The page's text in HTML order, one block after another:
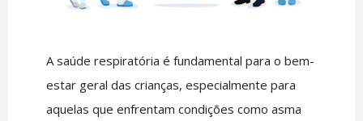
A saúde respiratória é fundamental para o bem-
estar geral das crianças, especialmente para
aquelas que enfrentam condições como asma